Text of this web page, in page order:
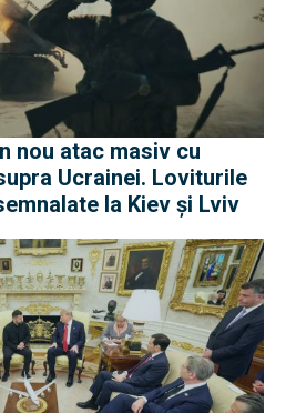
nou atac masiv cu
Ucrainei. Loviturile
la Kiev și Lviv